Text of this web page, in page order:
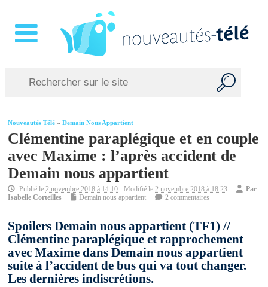
Nouveautés Télé »Demain Nous Appartient
Clémentine paraplégique et en couple
avec Maxime : l’après accident de
Demain nous appartient
Publié le2 novembre 2018 à 14:10 - Modifié le2 novembre 2018 à 18:23
Par
Isabelle Corteilles
Demain nous appartient 2 commentaires
Spoilers Demain nous appartient (TF1) //
Clémentine paraplégique et rapprochement
avec Maxime dans Demain nous appartient
suite à l’accident de bus qui va tout changer.
Les dernières indiscrétions.